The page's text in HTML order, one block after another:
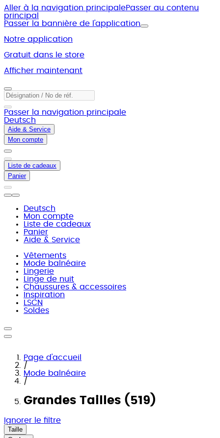
Aller à la navigation principalePasser au contenu
principal
Passer la bannière de l'application
Notre application
Gratuit dans le store
Afficher maintenant
Passer la navigation principale
Deutsch
Aide & Service
Mon compte
Liste de cadeaux
Panier
Deutsch
Mon compte
Liste de cadeaux
Panier
Aide & Service
Vêtements
Mode balnéaire
Lingerie
Linge de nuit
Chaussures & accessoires
Inspiration
LSCN
Soldes
Page d'accueil
/
Mode balnéaire
/
Grandes Tailles (519)
Ignorer le filtre
Taille